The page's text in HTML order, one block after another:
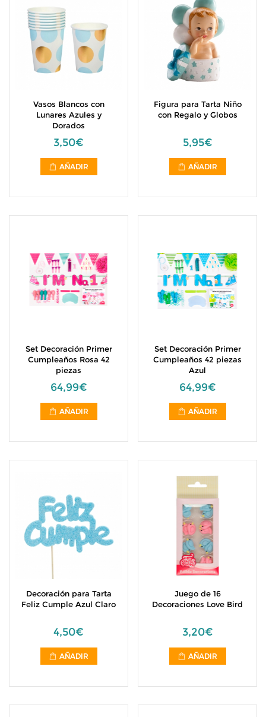
Vasos Blancos con
Lunares Azules y
Dorados
3,50€
AÑADIR
Figura para Tarta Niño
con Regalo y Globos
5,95€
AÑADIR
Set Decoración Primer
Cumpleaños Rosa 42
piezas
64,99€
AÑADIR
Set Decoración Primer
Cumpleaños 42 piezas
Azul
64,99€
AÑADIR
Decoración para Tarta
Feliz Cumple Azul Claro
4,50€
AÑADIR
Juego de 16
Decoraciones Love Bird
3,20€
AÑADIR